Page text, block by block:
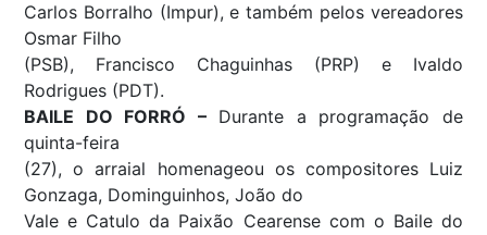
Carlos Borralho (Impur), e também pelos vereadores
Osmar Filho
(PSB), Francisco Chaguinhas (PRP) e Ivaldo
Rodrigues (PDT).
BAILE DO FORRÓ – Durante a programação de
quinta-feira
(27), o arraial homenageou os compositores Luiz
Gonzaga, Dominguinhos, João do
Vale e Catulo da Paixão Cearense com o Baile do